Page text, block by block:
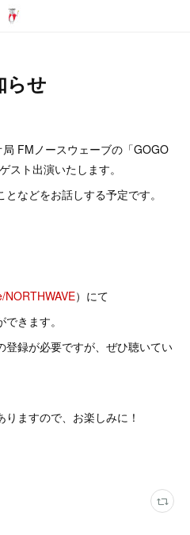
らせ
FMノースウェーブの「GOGO
スト出演いたします。
などをお話しする予定です。
）にて
きます。
登録が必要ですが、ぜひ聴いてい
ますので、お楽しみに！